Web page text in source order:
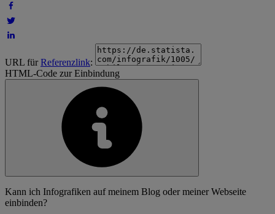
URL fürReferenzlink:
HTML-Code zur Einbindung
Kann ich Infografiken auf meinem Blog oder meiner Webseite
einbinden?